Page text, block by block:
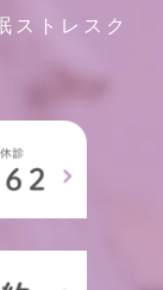
ストレスク